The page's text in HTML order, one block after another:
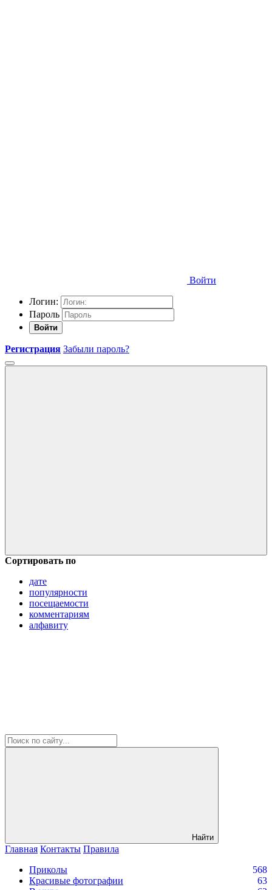
Войти
Логин:
Пароль
Войти
Регистрация Забыли пароль?
Сортировать по
дате
популярности
посещаемости
комментариям
алфавиту
Найти
Главная Контакты Правила
Приколы
568
Красивые фотографии
63